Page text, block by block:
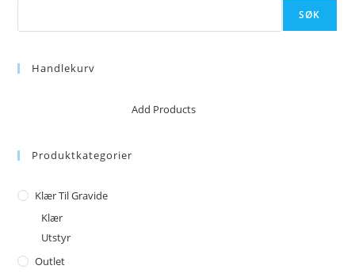
SØK
Handlekurv
No products in the cart.Add Products
Produktkategorier
Klær Til Gravide
Klær
Utstyr
Outlet